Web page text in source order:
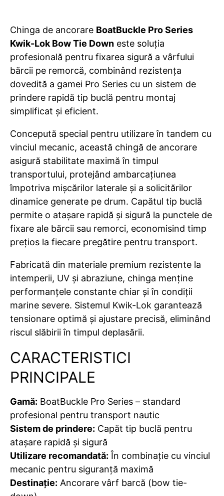
Chinga de ancorare BoatBuckle Pro Series
Kwik-Lok Bow Tie Down este soluția
profesională pentru fixarea sigură a vârfului
bărcii pe remorcă, combinând rezistența
dovedită a gamei Pro Series cu un sistem de
prindere rapidă tip buclă pentru montaj
simplificat și eficient.
Concepută special pentru utilizare în tandem cu
vinciul mecanic, această chingă de ancorare
asigură stabilitate maximă în timpul
transportului, protejând ambarcațiunea
împotriva mișcărilor laterale și a solicitărilor
dinamice generate pe drum. Capătul tip buclă
permite o atașare rapidă și sigură la punctele de
fixare ale bărcii sau remorci, economisind timp
prețios la fiecare pregătire pentru transport.
Fabricată din materiale premium rezistente la
intemperii, UV și abraziune, chinga menține
performanțele constante chiar și în condiții
marine severe. Sistemul Kwik-Lok garantează
tensionare optimă și ajustare precisă, eliminând
riscul slăbirii în timpul deplasării.
CARACTERISTICI
PRINCIPALE
Gamă: BoatBuckle Pro Series – standard
profesional pentru transport nautic
Sistem de prindere: Capăt tip buclă pentru
atașare rapidă și sigură
Utilizare recomandată: În combinație cu vinciul
mecanic pentru siguranță maximă
Destinație: Ancorare vârf barcă (bow tie-